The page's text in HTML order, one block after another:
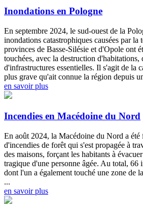
Inondations en Pologne
En septembre 2024, le sud-ouest de la
inondations catastrophiques causées par la
provinces de Basse-Silésie et d'Opole ont
touchées, avec la destruction d'habitations,
d'infrastructures essentielles. Il s'agit de la
plus grave qu'ait connue la région depuis
en savoir plus
Incendies en Macédoine du Nord
En août 2024, la Macédoine du Nord a été
d'incendies de forêt qui s'est propagée à
des maisons, forçant les habitants à
tragique d'une personne âgée. Au total, 66
dont l'un a également touché une zone de
...
en savoir plus